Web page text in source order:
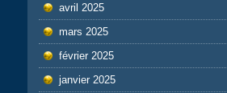
avril 2025
mars 2025
février 2025
janvier 2025